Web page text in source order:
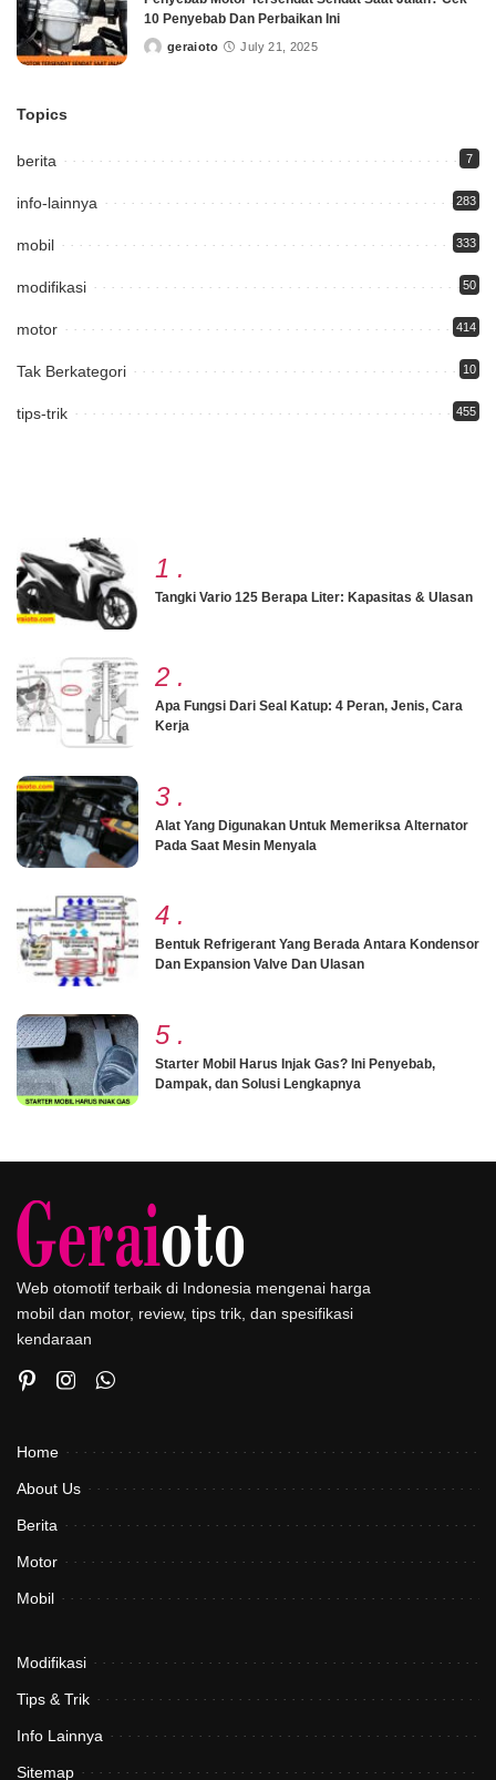
10 Penyebab Dan Perbaikan Ini
Postedgeraioto July 21, 2025
Topics
berita 7
info-lainnya 283
mobil 333
modifikasi 50
motor 414
Tak Berkategori 10
tips-trik 455
1 .
Tangki Vario 125 Berapa Liter: Kapasitas & Ulasan
2 .
Apa Fungsi Dari Seal Katup: 4 Peran, Jenis, Cara
Kerja
3 .
Alat Yang Digunakan Untuk Memeriksa Alternator
Pada Saat Mesin Menyala
4 .
Bentuk Refrigerant Yang Berada Antara Kondensor
Dan Expansion Valve Dan Ulasan
5 .
Starter Mobil Harus Injak Gas? Ini Penyebab,
Dampak, dan Solusi Lengkapnya
Web otomotif terbaik di Indonesia mengenai harga
mobil dan motor, review, tips trik, dan spesifikasi
kendaraan
Home
About Us
Berita
Motor
Mobil
Modifikasi
Tips & Trik
Info Lainnya
Sitemap